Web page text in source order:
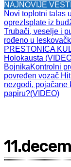
NAJNOVIJE VESTI
Novi toplotni talas
oprez Isplate iz
Trubači, veselje i
rođeno u
PRESTONICA
Holokausta
BojnikaKontrolni
povređen vozač
nezgodi, pojačane
papiru?(VIDEO)